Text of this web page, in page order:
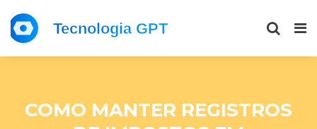
COMO MANTER REGISTROS